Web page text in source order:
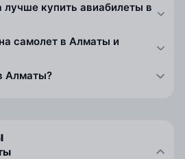
лучше купить авиабилеты в
самолет в Алматы и
Алматы?